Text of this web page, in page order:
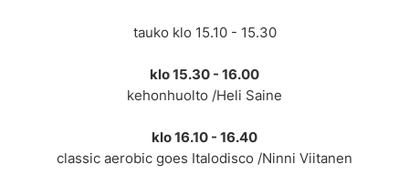
tauko klo 15.10 - 15.30
klo 15.30 - 16.00
kehonhuolto /Heli Saine
klo 16.10 - 16.40
classic aerobic goes Italodisco /Ninni Viitanen